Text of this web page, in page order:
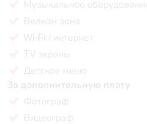
Музыкальное оборудование
Велком зона
Wi-Fi / интернет
TV экраны
Детское меню
За дополнительную плату
Фотограф
Видеограф